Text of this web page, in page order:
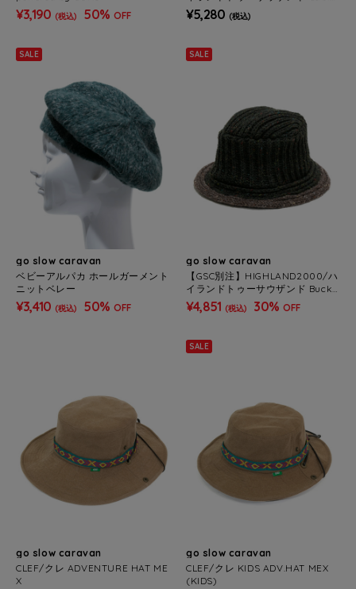
¥3,190 (税込) 50% OFF
Bobcap
¥5,280 (税込)
SALE
go slow caravan
ベビーアルパカ ホールガーメント
ニットベレー
¥3,410 (税込) 50% OFF
SALE
go slow caravan
【GSC別注】HIGHLAND2000/ハ
イランドトゥーサウザンド Bucke
t Hat
¥4,851 (税込) 30% OFF
go slow caravan
CLEF/クレ ADVENTURE HAT ME
X
SALE
go slow caravan
CLEF/クレ KIDS ADV.HAT MEX
(KIDS)